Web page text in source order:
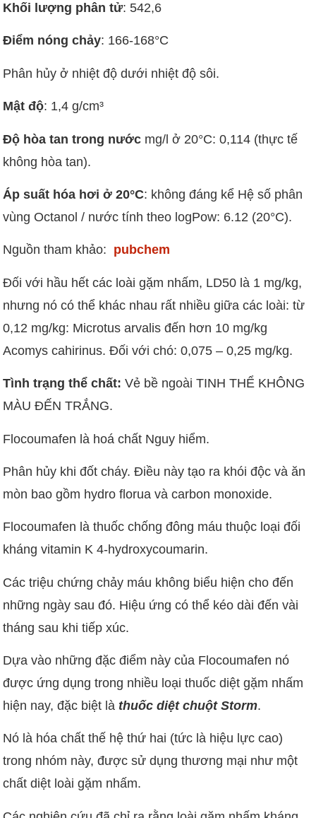
Khối lượng phân tử: 542,6
Điểm nóng chảy: 166-168°C
Phân hủy ở nhiệt độ dưới nhiệt độ sôi.
Mật độ: 1,4 g/cm³
Độ hòa tan trong nước mg/l ở 20°C: 0,114 (thực tế
không hòa tan).
Áp suất hóa hơi ở 20°C: không đáng kể Hệ số phân
vùng Octanol / nước tính theo logPow: 6.12 (20°C).
Nguồn tham khảo: pubchem
Đối với hầu hết các loài gặm nhấm, LD50 là 1 mg/kg,
nhưng nó có thể khác nhau rất nhiều giữa các loài: từ
0,12 mg/kg: Microtus arvalis đến hơn 10 mg/kg
Acomys cahirinus. Đối với chó: 0,075 – 0,25 mg/kg.
Tình trạng thể chất: Vẻ bề ngoài TINH THỂ KHÔNG
MÀU ĐẾN TRẮNG.
Flocoumafen là hoá chất Nguy hiểm.
Phân hủy khi đốt cháy. Điều này tạo ra khói độc và ăn
mòn bao gồm hydro florua và carbon monoxide.
Flocoumafen là thuốc chống đông máu thuộc loại đối
kháng vitamin K 4-hydroxycoumarin.
Các triệu chứng chảy máu không biểu hiện cho đến
những ngày sau đó. Hiệu ứng có thể kéo dài đến vài
tháng sau khi tiếp xúc.
Dựa vào những đặc điểm này của Flocoumafen nó
được ứng dụng trong nhiều loại thuốc diệt gặm nhấm
hiện nay, đặc biệt làthuốc diệt chuột Storm.
Nó là hóa chất thế hệ thứ hai (tức là hiệu lực cao)
trong nhóm này, được sử dụng thương mại như một
chất diệt loài gặm nhấm.